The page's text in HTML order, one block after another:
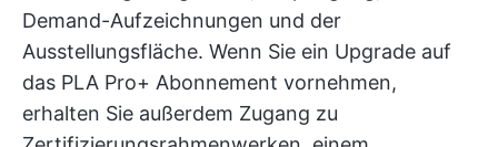
Demand-Aufzeichnungen und der
Ausstellungsfläche. Wenn Sie ein Upgrade auf
das PLA Pro+ Abonnement vornehmen,
erhalten Sie außerdem Zugang zu